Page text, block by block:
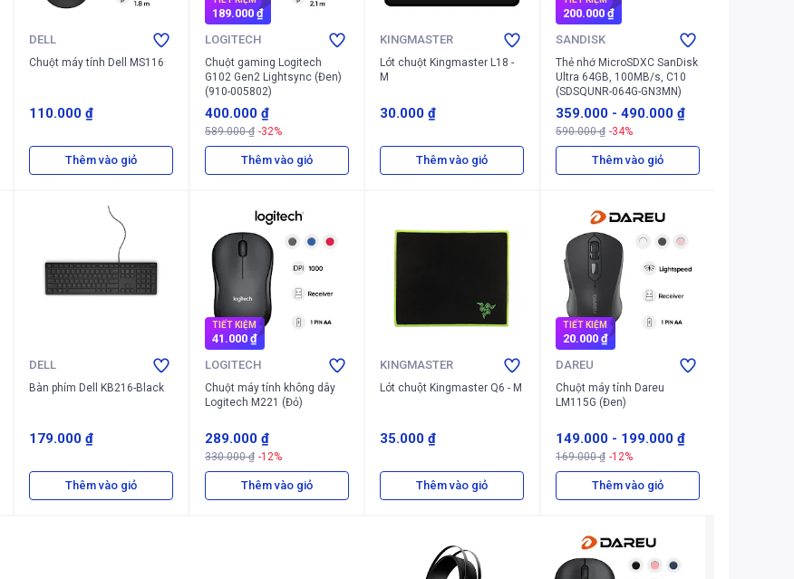
DELL
Chuột máy tính Dell MS116
110.000 ₫
Thêm vào giỏ
189.000 ₫
LOGITECH
Chuột gaming Logitech
G102 Gen2 Lightsync (Đen)
(910-005802)
400.000 ₫
589.000 ₫ -32%
Thêm vào giỏ
KINGMASTER
Lót chuột Kingmaster L18 -
M
30.000 ₫
Thêm vào giỏ
200.000 ₫
SANDISK
Thẻ nhớ MicroSDXC SanDisk
Ultra 64GB, 100MB/s, C10
(SDSQUNR-064G-GN3MN)
359.000- 490.000 ₫
590.000 ₫ -34%
Thêm vào giỏ
DELL
Bàn phím Dell KB216-Black
179.000 ₫
Thêm vào giỏ
TIẾT KIỆM
41.000 ₫
LOGITECH
Chuột máy tính không dây
Logitech M221 (Đỏ)
289.000 ₫
330.000 ₫ -12%
Thêm vào giỏ
KINGMASTER
Lót chuột Kingmaster Q6 - M
35.000 ₫
Thêm vào giỏ
TIẾT KIỆM
20.000 ₫
DAREU
Chuột máy tính Dareu
LM115G (Đen)
149.000- 199.000 ₫
169.000 ₫ -12%
Thêm vào giỏ